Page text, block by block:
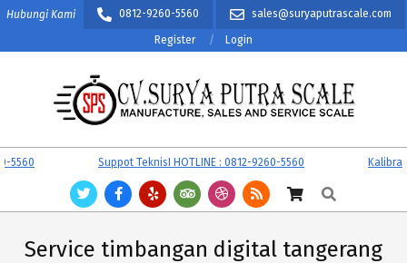
Skip
content
Hubungi Kami 0812-9260-5560 sales@suryaputrascale.com
Register Login
CV.
SURYA
PUTRA
SCALE
Primary
Suppot TeknisI HOTLINE : 0812-9260-5560
Kalibrasi
Search
Service timbangan digital tangerang